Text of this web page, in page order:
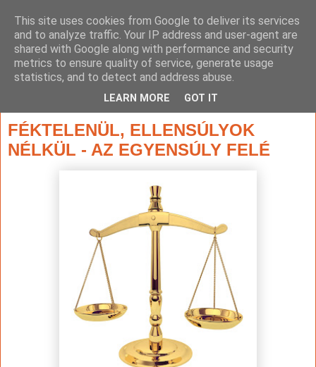
FÉKTELENÜL, ELLENSÚLYOK
NÉLKÜL - AZ EGYENSÚLY FELÉ
This site uses cookies from Google to deliver its services
and to analyze traffic. Your IP address and user-agent are
shared with Google along with performance and security
metrics to ensure quality of service, generate usage
statistics, and to detect and address abuse.
LEARN MORE GOT IT